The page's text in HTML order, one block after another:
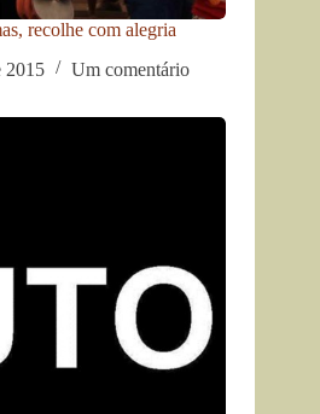
recolhe com alegria
2015
Um comentário